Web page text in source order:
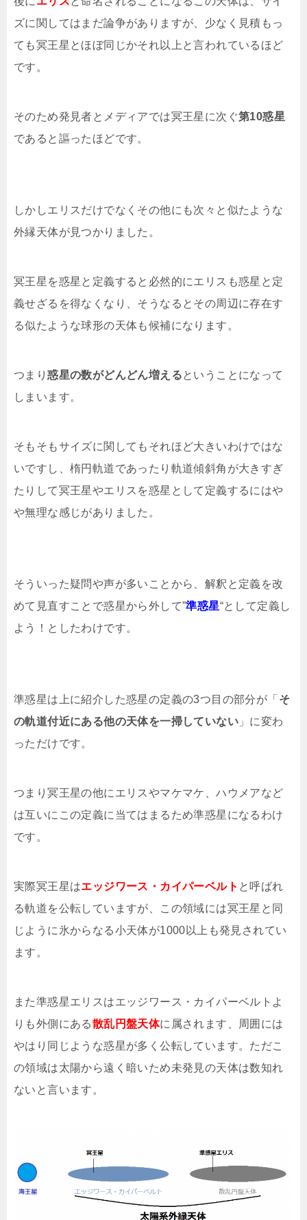
ズに関してはまだ論争がありますが、少なく見積もっ
ても冥王星とほぼ同じかそれ以上と言われているほど
です。
そのため発見者とメディアでは冥王星に次ぐ第10惑星
であると謳ったほどです。
しかしエリスだけでなくその他にも次々と似たような
外縁天体が見つかりました。
冥王星を惑星と定義すると必然的にエリスも惑星と定
義せざるを得なくなり、そうなるとその周辺に存在す
る似たような球形の天体も候補になります。
つまり惑星の数がどんどん増えるということになって
しまいます。
そもそもサイズに関してもそれほど大きいわけではな
いですし、楕円軌道であったり軌道傾斜角が大きすぎ
たりして冥王星やエリスを惑星として定義するにはや
や無理な感じがありました。
そういった疑問や声が多いことから、解釈と定義を改
めて見直すことで惑星から外して”準惑星“として定義し
よう！としたわけです。
準惑星は上に紹介した惑星の定義の3つ目の部分が「 そ
の軌道付近にある他の天体を一掃していない 」に変わ
っただけです。
つまり冥王星の他にエリスやマケマケ、ハウメアなど
は互いにこの定義に当てはまるため準惑星になるわけ
です。
実際冥王星はエッジワース・カイパーベルト と呼ばれ
る軌道を公転していますが、この領域には冥王星と同
じように氷からなる小天体が1000以上も発見されてい
ます。
また準惑星エリスはエッジワース・カイパーベルトよ
りも外側にある散乱円盤天体に属されます、周囲には
やはり同じような惑星が多く公転しています。ただこ
の領域は太陽から遠く暗いため未発見の天体は数知れ
ないと言います。